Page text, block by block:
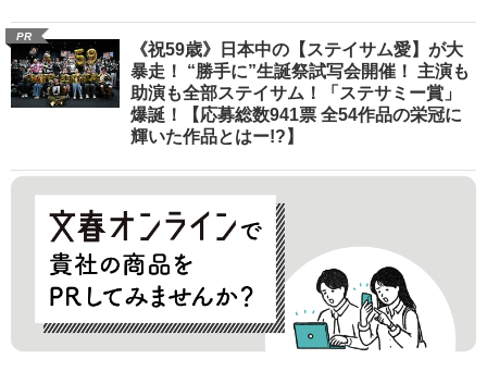
PR
《祝59歳》日本中の【ステイサム愛】が大
暴走！ “勝手に”生誕祭試写会開催！ 主演も
助演も全部ステイサム！「ステサミー賞」
爆誕！【応募総数941票 全54作品の栄冠に
輝いた作品とはー!?】